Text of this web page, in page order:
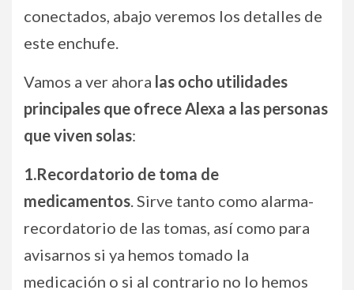
conectados, abajo veremos los detalles de
este enchufe.
Vamos a ver ahora las ocho utilidades
principales que ofrece Alexa a las personas
que viven solas:
1.Recordatorio de toma de
medicamentos. Sirve tanto como alarma-
recordatorio de las tomas, así como para
avisarnos si ya hemos tomado la
medicación o si al contrario no lo hemos